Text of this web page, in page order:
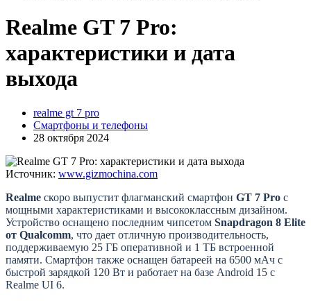
Realme GT 7 Pro:
характеристики и дата
выхода
realme gt 7 pro
Смартфоны и телефоны
28 октября 2024
Источник: www.gizmochina.com
Realme скоро выпустит флагманский смартфон GT 7 Pro с
мощными характеристиками и высококлассным дизайном.
Устройство оснащено последним чипсетом Snapdragon 8 Elite
от Qualcomm, что дает отличную производительность,
поддерживаемую 25 ГБ оперативной и 1 ТБ встроенной
памяти. Смартфон также оснащен батареей на 6500 мАч с
быстрой зарядкой 120 Вт и работает на базе Android 15 с
Realme UI 6.